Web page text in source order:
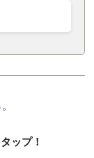
。
ップ！